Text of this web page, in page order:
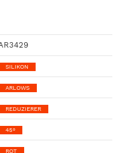
SILIKON
ARLOWS
REDUZIERER
45°
ROT